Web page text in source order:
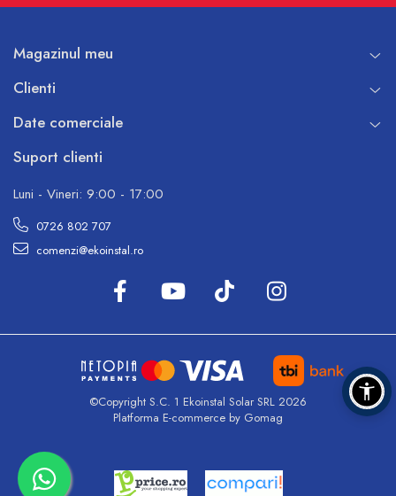
Magazinul meu
Clienti
Date comerciale
Suport clienti
Luni - Vineri: 9:00 - 17:00
0726 802 707
comenzi@ekoinstal.ro
©Copyright S.C. 1 Ekoinstal Solar SRL 2026
Platforma E-commerce by Gomag